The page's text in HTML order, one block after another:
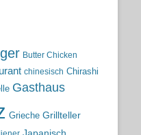
Butter Chicken
chinesisch Chirashi
Gasthaus
Grieche Grillteller